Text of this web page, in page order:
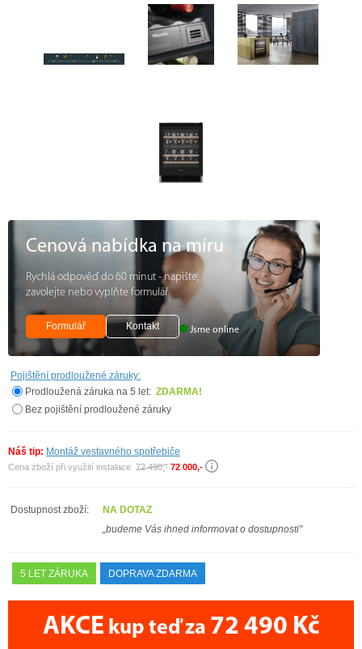
Cenová nabídka na míru
Rychlá odpověď do 60 minut - napište,
zavolejte nebo vyplňte formulář
Formulář Kontakt Jsme online
Pojištění prodloužené záruky:
Prodloužená záruka na 5 let: ZDARMA!
Bez pojištění prodloužené záruky
Náš tip: Montáž vestavného spotřebiče
Cena zboží při využití instalace 72 490,- 72 000,-
Dostupnost zboží:
NA DOTAZ
„budeme Vás ihned informovat o dostupnosti"
5 LET ZÁRUKA DOPRAVA ZDARMA
AKCE kup teď za 72 490 Kč